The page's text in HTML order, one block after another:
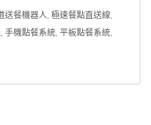
送餐機器人 極速餐點直送線
手機點餐系統 平板點餐系統